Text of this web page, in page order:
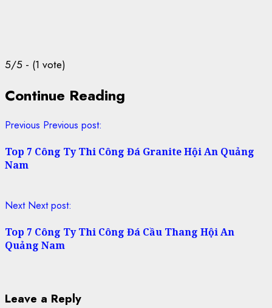
5/5 - (1 vote)
Continue Reading
Previous Previous post:
Top 7 Công Ty Thi Công Đá Granite Hội An Quảng
Nam
Next Next post:
Top 7 Công Ty Thi Công Đá Cầu Thang Hội An
Quảng Nam
Leave a Reply